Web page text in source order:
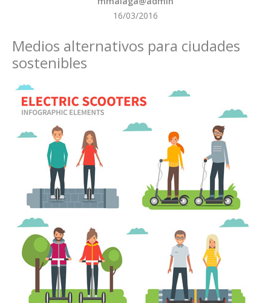
16/03/2016
Medios alternativos para ciudades
sostenibles